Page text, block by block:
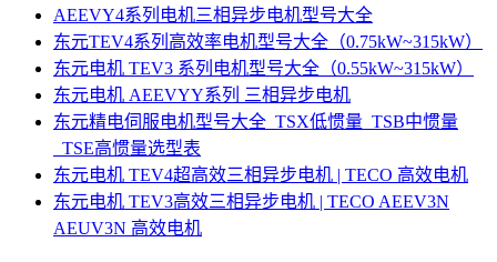
AEEVY4系列电机三相异步电机型号大全
东元TEV4系列高效率电机型号大全（0.75kW~315kW）
东元电机 TEV3 系列电机型号大全（0.55kW~315kW）
东元电机 AEEVYY系列 三相异步电机
东元精电伺服电机型号大全_TSX低惯量_TSB中惯量
_TSE高惯量选型表
东元电机 TEV4超高效三相异步电机 | TECO 高效电机
东元电机 TEV3高效三相异步电机 | TECO AEEV3N
AEUV3N 高效电机